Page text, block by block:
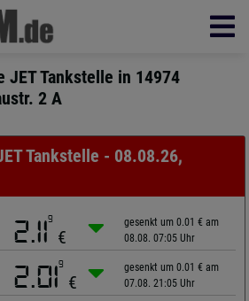
Tankstelle in 14974
2 A
Tankstelle - 08.08.26,
2.119
€
gesenkt um 0.01 € am
08.08. 07:05 Uhr
2.019
€
gesenkt um 0.01 € am
07.08. 21:05 Uhr